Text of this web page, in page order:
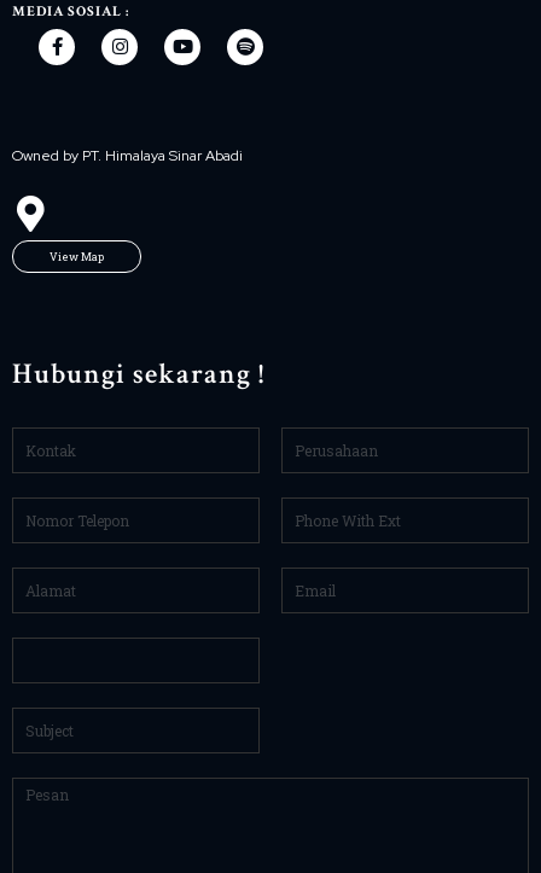
MEDIA SOSIAL :
Owned by PT. Himalaya Sinar Abadi
View Map
Hubungi sekarang !